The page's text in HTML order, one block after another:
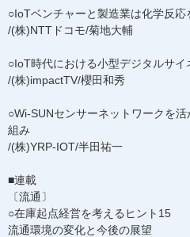
○IoTベンチャーと製造業は化学反応
/(株)NTTドコモ/菊地大輔
○IoT時代における小型デジタルサイ
/(株)impactTV/櫻田和秀
○Wi-SUNセンサーネットワークを
組み
/(株)YRP-IOT/半田祐一
■連載
〔流通〕
○在庫起点経営を考えるヒント15
流通環境の変化と今後の展望